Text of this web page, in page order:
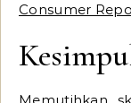
Consumer